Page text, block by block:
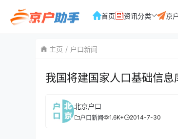
首页 资讯分类 京
主页 户口新闻
我国将建国家人口基础信
北京户口
户口新闻 1.6K+ 2014-7-30